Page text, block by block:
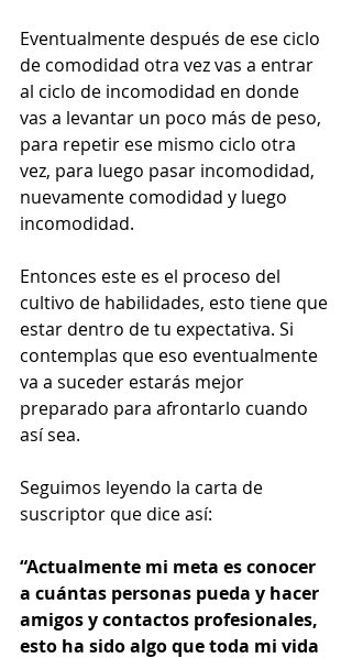
Eventualmente después de ese ciclo
de comodidad otra vez vas a entrar
al ciclo de incomodidad en donde
vas a levantar un poco más de peso,
para repetir ese mismo ciclo otra
vez, para luego pasar incomodidad,
nuevamente comodidad y luego
incomodidad.
Entonces este es el proceso del
cultivo de habilidades, esto tiene que
estar dentro de tu expectativa. Si
contemplas que eso eventualmente
va a suceder estarás mejor
preparado para afrontarlo cuando
así sea.
Seguimos leyendo la carta de
suscriptor que dice así:
“Actualmente mi meta es conocer
a cuántas personas pueda y hacer
amigos y contactos profesionales,
esto ha sido algo que toda mi vida